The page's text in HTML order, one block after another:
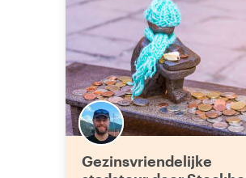
Gezinsvriendelijke